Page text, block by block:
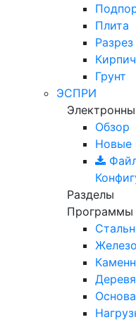
Плита
Кирпич
Грунт
ЭСПРИ
Обзор
Новые
Разделы
Программы